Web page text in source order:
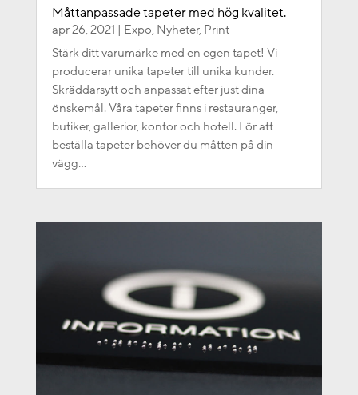
Måttanpassade tapeter med hög kvalitet.
apr 26, 2021 | Expo, Nyheter, Print
Stärk ditt varumärke med en egen tapet! Vi
producerar unika tapeter till unika kunder.
Skräddarsytt och anpassat efter just dina
önskemål. Våra tapeter finns i restauranger,
butiker, gallerior, kontor och hotell. För att
beställa tapeter behöver du måtten på din
vägg...